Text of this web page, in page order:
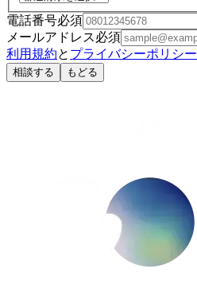
電話番号必須
メールアドレス必須
利用規約と プライバシーポリシー
相談する もどる